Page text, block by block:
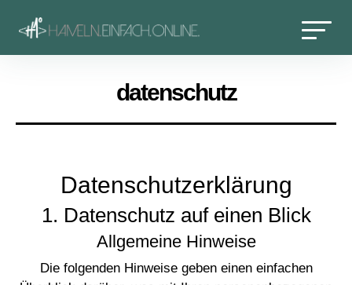
datenschutz
Datenschutz­erklärung
1. Datenschutz auf einen Blick
Allgemeine Hinweise
Die folgenden Hinweise geben einen einfachen